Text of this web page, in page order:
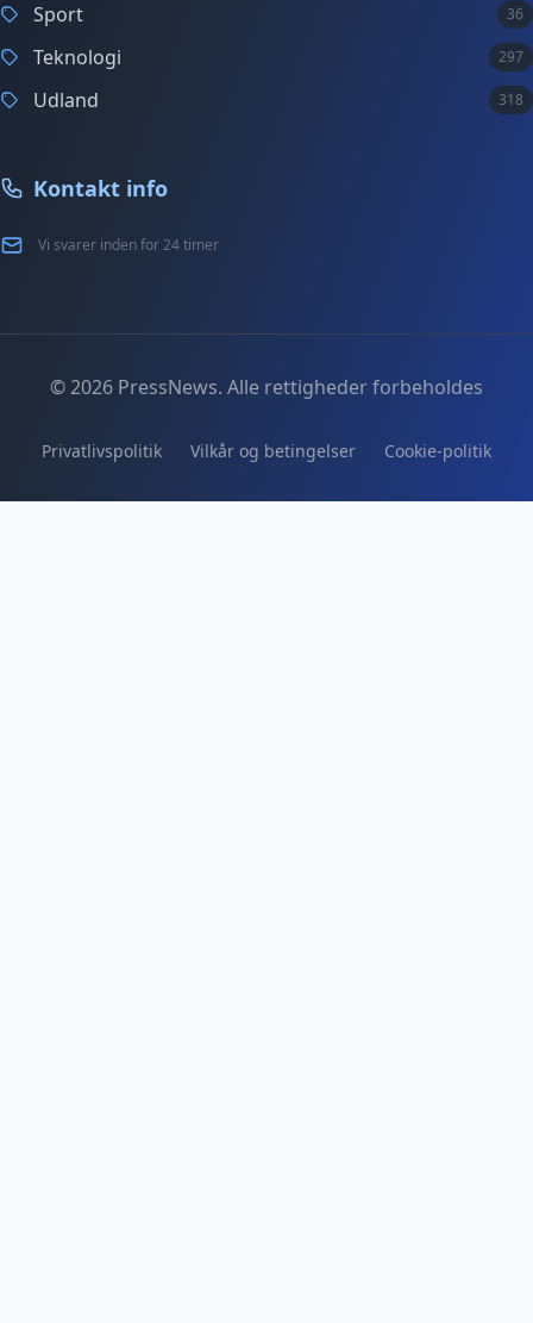
Sport 36
Teknologi 297
Udland 318
Kontakt info
Vi svarer inden for 24 timer
© 2026 PressNews. Alle rettigheder forbeholdes
Privatlivspolitik Vilkår og betingelser Cookie-politik